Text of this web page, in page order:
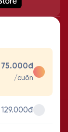
75.000đ
/cuốn
129.000đ